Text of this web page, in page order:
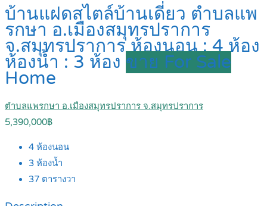
บ้านแฝดสไตล์บ้านเดี่ยว ตำบลแพ
รกษา อ.เมืองสมุทรปราการ
จ.สมุทรปราการ ห้องนอน : 4 ห้อง
ห้องน้ำ : 3 ห้อง ขาย For Sale
Home
ตำบลแพรกษา อ.เมืองสมุทรปราการ จ.สมุทรปราการ
5,390,000฿
4 ห้องนอน
3 ห้องน้ำ
37 ตารางวา